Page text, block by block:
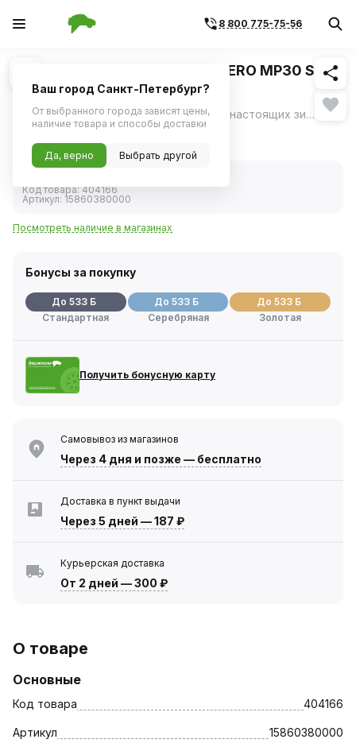
8 800 775-75-56
1/3 Похожие
Шина зимняя R17 225/60 TORERO MP30 SUV
103T
Torero MP30 - шипованная резина для настоящих зимних условий: • непревзойденное сцепление и безопасность на льду, • уверенное вождение на снегу, • готовность шины к самым суровым зимним условиям. ещё
Код товара:404166
Артикул: 15860380000
Посмотреть наличие в магазинах
Бонусы за покупку
До 533 Б
Стандартная
До 533 Б
Серебряная
До 533 Б
Золотая
Получить бонусную карту
Самовывоз из магазинов
Через 4 дня и позже — бесплатно
Доставка в пункт выдачи
Через 5 дней —187 ₽
Курьерская доставка
От 2 дней —300 ₽
О товаре
Основные
Код товара 404166
Артикул 15860380000
Ваш город Санкт-Петербург?
От выбранного города зависят цены,
наличие товара и способы доставки
Да, верно Выбрать другой